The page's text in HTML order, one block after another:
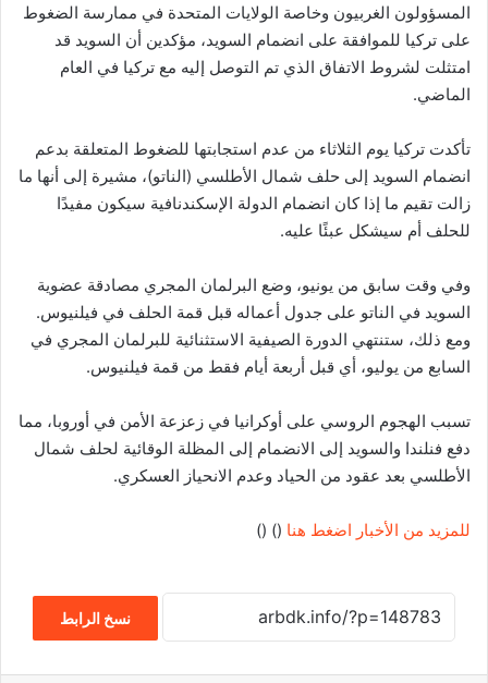
المسؤولون الغربيون وخاصة الولايات المتحدة في ممارسة الضغوط
على تركيا للموافقة على انضمام السويد، مؤكدين أن السويد قد
امتثلت لشروط الاتفاق الذي تم التوصل إليه مع تركيا في العام
الماضي.
تأكدت تركيا يوم الثلاثاء من عدم استجابتها للضغوط المتعلقة بدعم
انضمام السويد إلى حلف شمال الأطلسي (الناتو)، مشيرة إلى أنها ما
زالت تقيم ما إذا كان انضمام الدولة الإسكندنافية سيكون مفيدًا
للحلف أم سيشكل عبئًا عليه.
وفي وقت سابق من يونيو، وضع البرلمان المجري مصادقة عضوية
السويد في الناتو على جدول أعماله قبل قمة الحلف في فيلنيوس.
ومع ذلك، ستنتهي الدورة الصيفية الاستثنائية للبرلمان المجري في
السابع من يوليو، أي قبل أربعة أيام فقط من قمة فيلنيوس.
تسبب الهجوم الروسي على أوكرانيا في زعزعة الأمن في أوروبا، مما
دفع فنلندا والسويد إلى الانضمام إلى المظلة الوقائية لحلف شمال
الأطلسي بعد عقود من الحياد وعدم الانحياز العسكري.
للمزيد من الأخبار اضغط هنا (
) (
)
نسخ الرابط